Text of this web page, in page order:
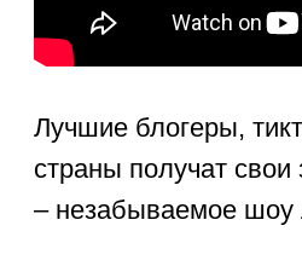
Лучшие блогеры,
страны получат
– незабываемое